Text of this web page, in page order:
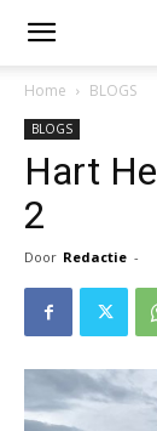
Home BLOGS
BLOGS
Hart
2
Door Redactie -